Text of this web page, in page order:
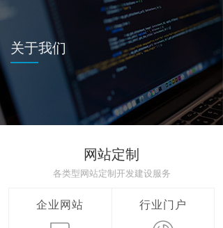
关于我们
网站定制
各类型网站定制开发建设服务
企业网站 行业门户